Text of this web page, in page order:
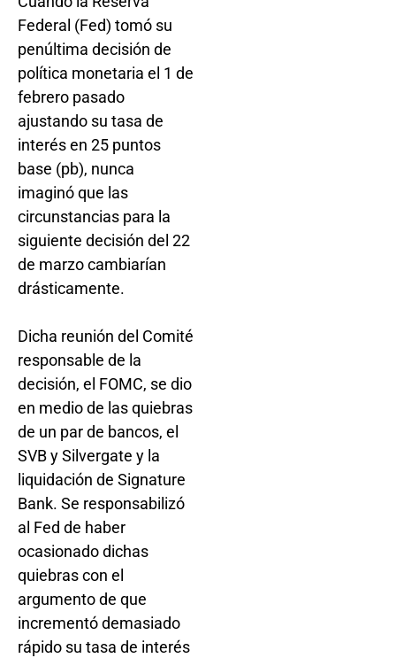
Federal (Fed) tomó su
penúltima decisión de
política monetaria el 1 de
febrero pasado
ajustando su tasa de
interés en 25 puntos
base (pb), nunca
imaginó que las
circunstancias para la
siguiente decisión del 22
de marzo cambiarían
drásticamente.
Dicha reunión del Comité
responsable de la
decisión, el FOMC, se dio
en medio de las quiebras
de un par de bancos, el
SVB y Silvergate y la
liquidación de Signature
Bank. Se responsabilizó
al Fed de haber
ocasionado dichas
quiebras con el
argumento de que
incrementó demasiado
rápido su tasa de interés